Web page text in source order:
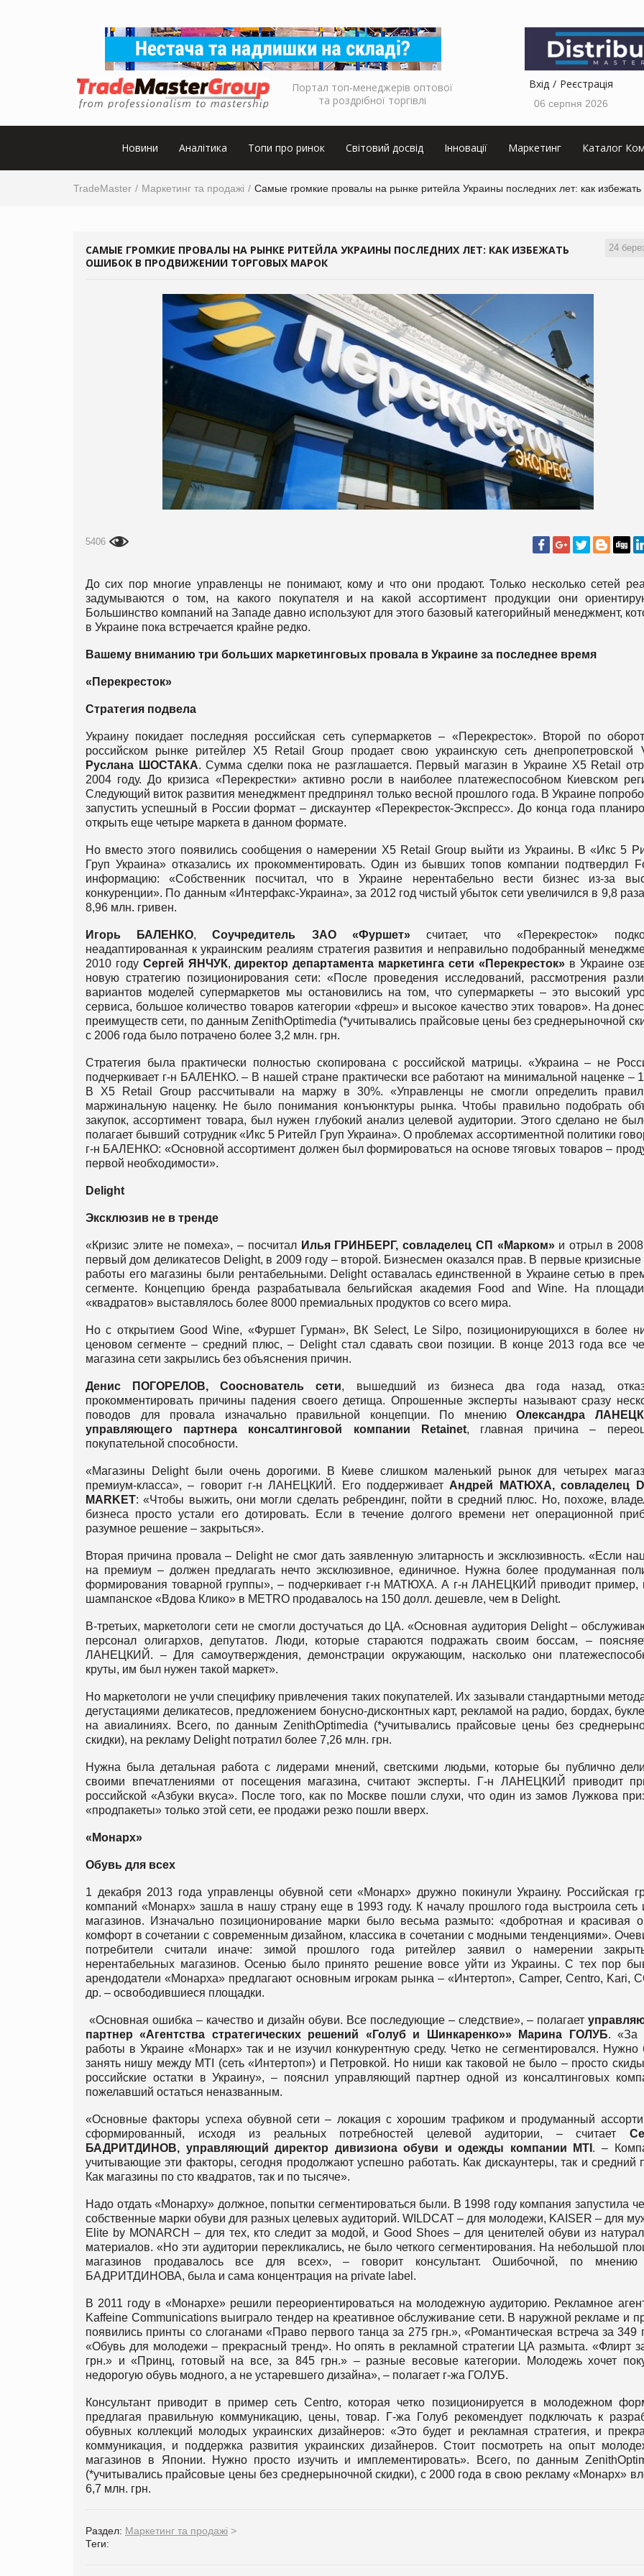
Портал топ-менеджерів оптової
та роздрібної торгівлі
Вхід Реєстрація
06 серпня 2026
Новини Аналітика Топи про ринок Світовий досвід Інновації Маркетинг Каталог
TradeMaster Маркетинг та продажі Самые громкие провалы на рынке ритейла Украины последних лет: как
24
САМЫЕ ГРОМКИЕ ПРОВАЛЫ НА РЫНКЕ РИТЕЙЛА УКРАИНЫ ПОСЛЕДНИХ ЛЕТ: КАК ИЗБЕЖАТЬ
ОШИБОК В ПРОДВИЖЕНИИ ТОРГОВЫХ МАРОК
5406
До сих пор многие управленцы не понимают, кому и что они продают. Только несколько сетей
задумываются о том, на какого покупателя и на какой ассортимент продукции они
Большинство компаний на Западе давно используют для этого базовый категорийный менеджмент,
в Украине пока встречается крайне редко.
Вашему вниманию три больших маркетинговых провала в Украине за последнее время
«Перекресток»
Стратегия подвела
Украину покидает последняя российская сеть супермаркетов – «Перекресток». Второй по
российском рынке ритейлер X5 Retail Group продает свою украинскую сеть днепропетровской
Руслана ШОСТАКА. Сумма сделки пока не разглашается. Первый магазин в Украине X5 Retail
2004 году. До кризиса «Перекрестки» активно росли в наиболее платежеспособном Киевском
Следующий виток развития менеджмент предпринял только весной прошлого года. В Украине
запустить успешный в России формат – дискаунтер «Перекресток-Экспресс». До конца года
открыть еще четыре маркета в данном формате.
Но вместо этого появились сообщения о намерении X5 Retail Group выйти из Украины. В «Икс 5
Груп Украина» отказались их прокомментировать. Один из бывших топов компании подтвердил
информацию: «Собственник посчитал, что в Украине нерентабельно вести бизнес из-за
конкуренции». По данным «Интерфакс-Украина», за 2012 год чистый убыток сети увеличился в 9,8
8,96 млн. гривен.
Игорь БАЛЕНКО,Соучредитель ЗАО «Фуршет»считает, что «Перекреcток»
неадаптированная к украинским реалиям стратегия развития и неправильно подобранный
2010 году Сергей ЯНЧУК,директор департамента маркетинга сети «Перекресток»в Украине
новую стратегию позиционирования сети: «После проведения исследований, рассмотрения
вариантов моделей супермаркетов мы остановились на том, что супермаркеты – это высокий
сервиса, большое количество товаров категории «фреш» и высокое качество этих товаров». На
преимуществ сети, по данным ZenithOptimedia (*учитывались прайсовые цены без среднерыночной
с 2006 года было потрачено более 3,2 млн. грн.
Стратегия была практически полностью скопирована с российской матрицы. «Украина – не
подчеркивает г-н БАЛЕНКО. – В нашей стране практически все работают на минимальной наценке –
В X5 Retail Group рассчитывали на маржу в 30%. «Управленцы не смогли определить
маржинальную наценку. Не было понимания конъюнктуры рынка. Чтобы правильно подобрать
закупок, ассортимент товара, был нужен глубокий анализ целевой аудитории. Этого сделано не
полагает бывший сотрудник «Икс 5 Ритейл Груп Украина». О проблемах ассортиментной политики
г-н БАЛЕНКО: «Основной ассортимент должен был формироваться на основе тяговых товаров –
первой необходимости».
Delight
Эксклюзив не в тренде
«Кризис элите не помеха», – посчитал Илья ГРИНБЕРГ, совладелец СП «Марком»и отрыл в 2008
первый дом деликатесов Delight, в 2009 году – второй. Бизнесмен оказался прав. В первые кризисные
работы его магазины были рентабельными. Delight оставалась единственной в Украине сетью в
сегменте. Концепцию бренда разрабатывала бельгийская академия Food and Wine. На
«квадратов» выставлялось более 8000 премиальных продуктов со всего мира.
Но с открытием Good Wine, «Фуршет Гурман», ВК Select, Le Silpo, позиционирующихся в более
ценовом сегменте – средний плюс, – Delight стал сдавать свои позиции. В конце 2013 года все
магазина сети закрылись без объяснения причин.
Денис ПОГОРЕЛОВ, Сооснователь сети, вышедший из бизнеса два года назад,
прокомментировать причины падения своего детища. Опрошенные эксперты называют сразу
поводов для провала изначально правильной концепции. По мнению Олександра
управляющего партнера консалтинговой компании Retainet, главная причина –
покупательной способности.
«Магазины Delight были очень дорогими. В Киеве слишком маленький рынок для четырех
премиум-класса», – говорит г-н ЛАНЕЦКИЙ. Его поддерживает Андрей МАТЮХА, совладелец
MARKET: «Чтобы выжить, они могли сделать ребрендинг, пойти в средний плюс. Но, похоже,
бизнеса просто устали его дотировать. Если в течение долгого времени нет операционной
разумное решение – закрыться».
Вторая причина провала – Delight не смог дать заявленную элитарность и эксклюзивность. «Если
на премиум – должен предлагать нечто эксклюзивное, единичное. Нужна более продуманная
формирования товарной группы», – подчеркивает г-н МАТЮХА. А г-н ЛАНЕЦКИЙ приводит пример,
шампанское «Вдова Клико» в METRO продавалось на 150 долл. дешевле, чем в Delight.
В-третьих, маркетологи сети не смогли достучаться до ЦА. «Основная аудитория Delight –
персонал олигархов, депутатов. Люди, которые стараются подражать своим боссам, –
ЛАНЕЦКИЙ. – Для самоутверждения, демонстрации окружающим, насколько они
круты, им был нужен такой маркет».
Но маркетологи не учли специфику привлечения таких покупателей. Их зазывали стандартными
дегустациями деликатесов, предложением бонусно-дисконтных карт, рекламой на радио, бордах,
на авиалиниях. Всего, по данным ZenithOptimedia (*учитывались прайсовые цены без
скидки), на рекламу Delight потратил более 7,26 млн. грн.
Нужна была детальная работа с лидерами мнений, светскими людьми, которые бы публично
своими впечатлениями от посещения магазина, считают эксперты. Г-н ЛАНЕЦКИЙ приводит
российской «Азбуки вкуса». После того, как по Москве пошли слухи, что один из замов Лужкова
«продпакеты» только этой сети, ее продажи резко пошли вверх.
«Монарх»
Обувь для всех
1 декабря 2013 года управленцы обувной сети «Монарх» дружно покинули Украину. Российская
компаний «Монарх» зашла в нашу страну еще в 1993 году. К началу прошлого года выстроила сеть
магазинов. Изначально позиционирование марки было весьма размыто: «добротная и красивая
комфорт в сочетании с современным дизайном, классика в сочетании с модными тенденциями».
потребители считали иначе: зимой прошлого года ритейлер заявил о намерении
нерентабельных магазинов. Осенью было принято решение вовсе уйти из Украины. С тех пор
арендодатели «Монарха» предлагают основным игрокам рынка – «Интертоп», Camper, Centro, Kari,
др. – освободившиеся площадки.
«Основная ошибка – качество и дизайн обуви. Все последующие – следствие», – полагает
партнер «Агентства стратегических решений «Голуб и Шинкаренко»» Марина ГОЛУБ. «За
работы в Украине «Монарх» так и не изучил конкурентную среду. Четко не сегментировался. Нужно
занять нишу между MTI (сеть «Интертоп») и Петровкой. Но ниши как таковой не было – просто
российские остатки в Украину», – пояснил управляющий партнер одной из консалтинговых
пожелавший остаться неназванным.
«Основные факторы успеха обувной сети – локация с хорошим трафиком и продуманный
сформированный, исходя из реальных потребностей целевой аудитории, – считает
БАДРИТДИНОВ, управляющий директор дивизиона обуви и одежды компании MTI . –
учитывающие эти факторы, сегодня продолжают успешно работать. Как дискаунтеры, так и средний
Как магазины по сто квадратов, так и по тысяче».
Надо отдать «Монарху» должное, попытки сегментироваться были. В 1998 году компания запустила
собственные марки обуви для разных целевых аудиторий. WILDCAT – для молодежи, KAISER – для
Elite by MONARCH – для тех, кто следит за модой, и Good Shoes – для ценителей обуви из
материалов. «Но эти аудитории перекликались, не было четкого сегментирования. На небольшой
магазинов продавалось все для всех», – говорит консультант. Ошибочной, по мнению
БАДРИТДИНОВА, была и сама концентрация на рrivate label.
В 2011 году в «Монархе» решили переориентироваться на молодежную аудиторию. Рекламное
Kaffeine Communications выиграло тендер на креативное обслуживание сети. В наружной рекламе и
появились принты со слоганами «Право первого танца за 275 грн.», «Романтическая встреча за 349
«Обувь для молодежи – прекрасный тренд». Но опять в рекламной стратегии ЦА размыта. «Флирт
грн.» и «Принц, готовый на все, за 845 грн.» – разные весовые категории. Молодежь хочет
недорогую обувь модного, а не устаревшего дизайна», – полагает г-жа ГОЛУБ.
Консультант приводит в пример сеть Centro, которая четко позиционируется в молодежном
предлагая правильную коммуникацию, цены, товар. Г-жа Голуб рекомендует подключать к
обувных коллекций молодых украинских дизайнеров: «Это будет и рекламная стратегия, и
коммуникация, и поддержка развития украинских дизайнеров. Стоит посмотреть на опыт
магазинов в Японии. Нужно просто изучить и имплементировать». Всего, по данным
(*учитывались прайсовые цены без среднерыночной скидки), с 2000 года в свою рекламу «Монарх»
6,7 млн. грн.
Раздел: Маркетинг та продажі >
Теги: